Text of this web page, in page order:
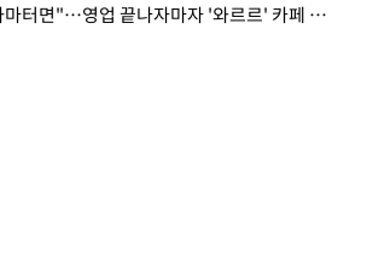
· "하마터면"…영업 끝나자마자 '와르르' 카페 테라스 덮친 대리석 외벽